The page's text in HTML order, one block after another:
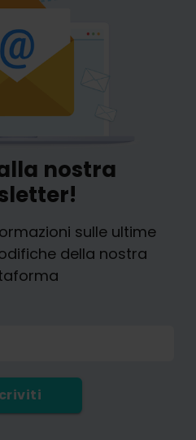
nostra
sulle ultime
della nostra